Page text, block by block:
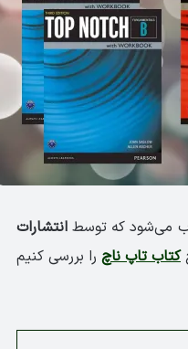
می‌شود که توسط انتشارات
کتاب تاپ ناچ را بررسی کنیم